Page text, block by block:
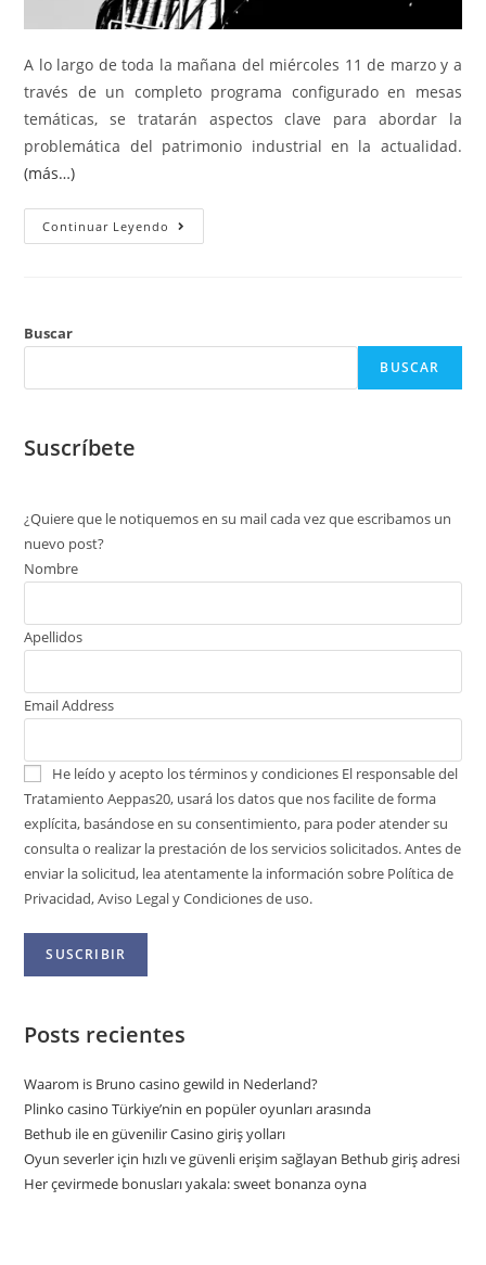
A lo largo de toda la mañana del miércoles 11 de marzo y a
través de un completo programa configurado en mesas
temáticas, se tratarán aspectos clave para abordar la
problemática del patrimonio industrial en la actualidad.
(más…)
Continuar Leyendo
Buscar
BUSCAR
Suscríbete
¿Quiere que le notiquemos en su mail cada vez que escribamos un
nuevo post?
Nombre
Apellidos
Email Address
He leído y acepto los términos y condiciones El responsable del
Tratamiento Aeppas20, usará los datos que nos facilite de forma
explícita, basándose en su consentimiento, para poder atender su
consulta o realizar la prestación de los servicios solicitados. Antes de
enviar la solicitud, lea atentamente la información sobre Política de
Privacidad, Aviso Legal y Condiciones de uso.
Posts recientes
Waarom is Bruno casino gewild in Nederland?
Plinko casino Türkiye’nin en popüler oyunları arasında
Bethub ile en güvenilir Casino giriş yolları
Oyun severler için hızlı ve güvenli erişim sağlayan Bethub giriş adresi
Her çevirmede bonusları yakala: sweet bonanza oyna